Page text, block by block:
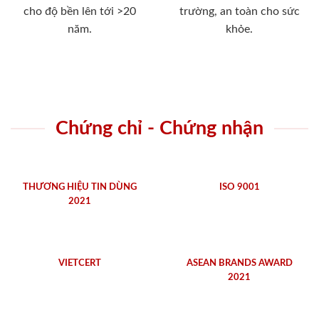
cho độ bền lên tới >20
năm.
trường, an toàn cho sức
khỏe.
Chứng chỉ - Chứng nhận
THƯƠNG HIỆU TIN DÙNG
2021
ISO 9001
VIETCERT
ASEAN BRANDS AWARD
2021